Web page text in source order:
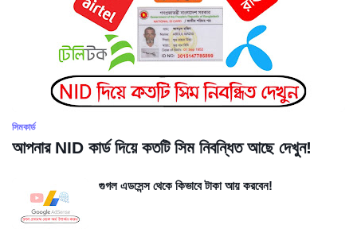
সিমকার্ড
আপনার NID কার্ড দিয়ে কতটি সিম নিবন্ধিত আছে দেখুন!
গুগল এডসেন্স থেকে কিভাবে টাকা আয় করবেন!